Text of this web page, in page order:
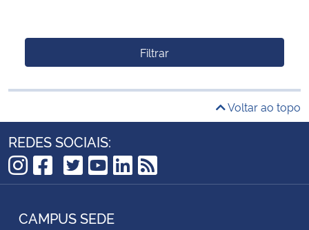
Filtrar
Voltar ao topo
REDES SOCIAIS:
Instagram
Facebook
TikTok
Twitter
YouTube
LinkedIn
RSS
CAMPUS SEDE